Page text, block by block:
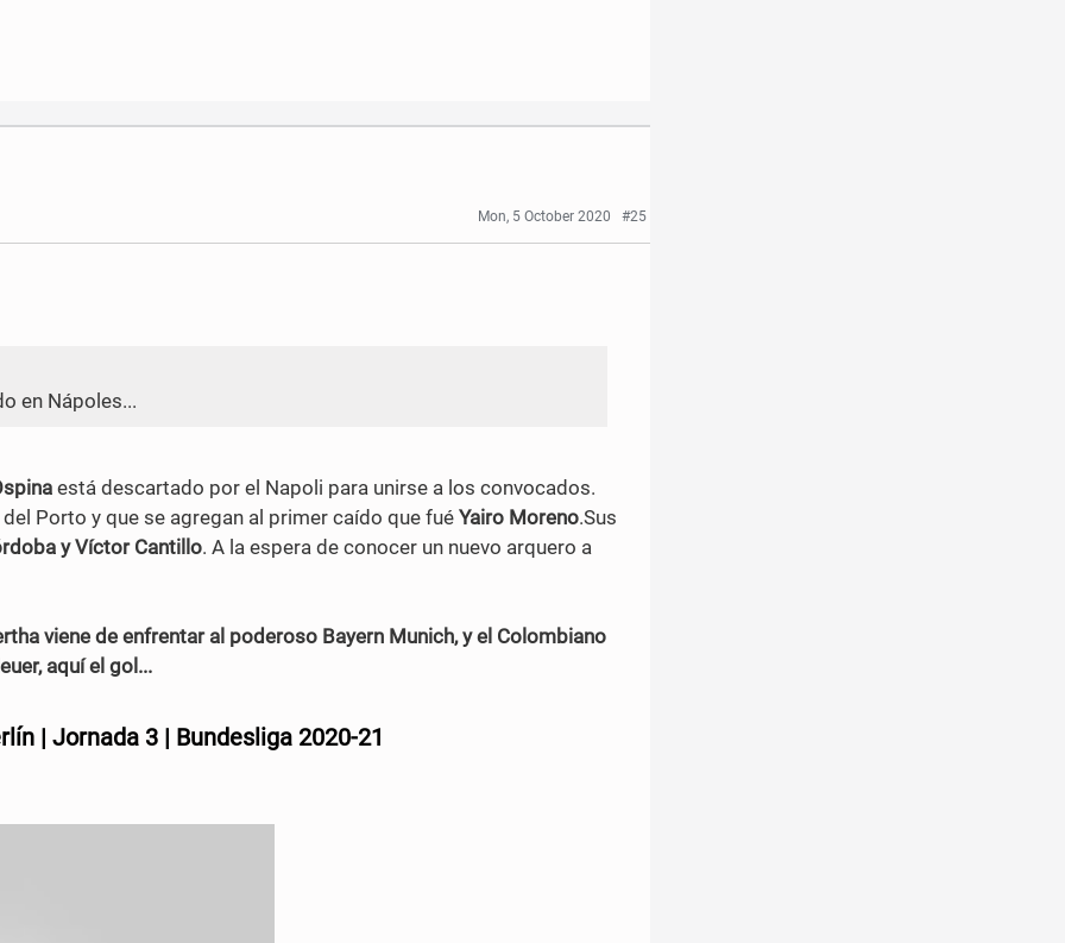
Mon, 5 October 2020 #25
en Nápoles...
está descartado por el Napoli para unirse a los convocados.
Porto y que se agregan al primer caído que fué Yairo Moreno.Sus
y Víctor Cantillo. A la espera de conocer un nuevo arquero a
viene de enfrentar al poderoso Bayern Munich, y el Colombiano
aquí el gol...
| Jornada 3 | Bundesliga 2020-21